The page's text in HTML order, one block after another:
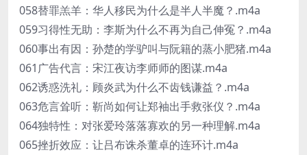
058替罪羔羊：华人移民为什么是半人半魔？.m4a
059习得性无助：李斯为什么不再为自己伸冤？.m4a
060事出有因：孙楚的学驴叫与阮籍的蒸小肥猪.m4a
061广告代言：宋江夜访李师师的图谋.m4a
062诱惑洗礼：顾炎武为什么不齿钱谦益？.m4a
063危言耸听：靳尚如何让郑袖出手救张仪？.m4a
064独特性：对张爱玲落落寡欢的另一种理解.m4a
065挫折效应：让吕布诛杀董卓的连环计.m4a